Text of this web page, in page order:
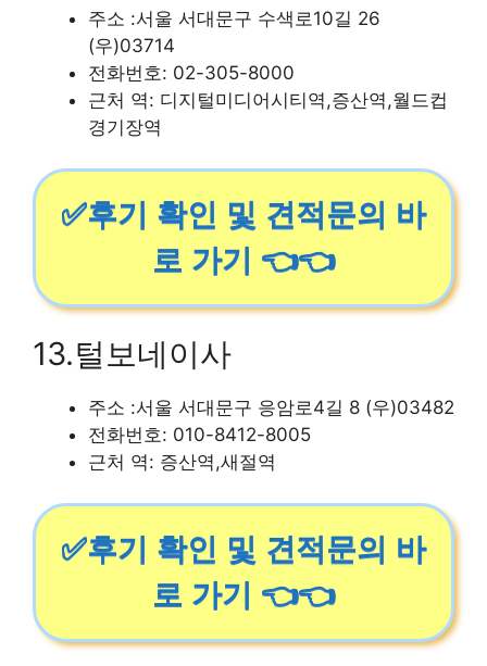
주소 :서울 서대문구 수색로10길 26
(우)03714
전화번호: 02-305-8000
근처 역: 디지털미디어시티역,증산역,월드컵
경기장역
✅후기 확인 및 견적문의 바
로 가기 👈👈
13.털보네이사
주소 :서울 서대문구 응암로4길 8 (우)03482
전화번호: 010-8412-8005
근처 역: 증산역,새절역
✅후기 확인 및 견적문의 바
로 가기 👈👈